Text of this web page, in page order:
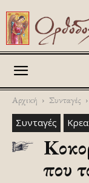
Αρχική Συνταγές
Συνταγές
που